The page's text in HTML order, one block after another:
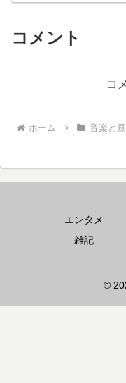
コメント
コ
ホーム 音楽と
エンタメ
雑記
©